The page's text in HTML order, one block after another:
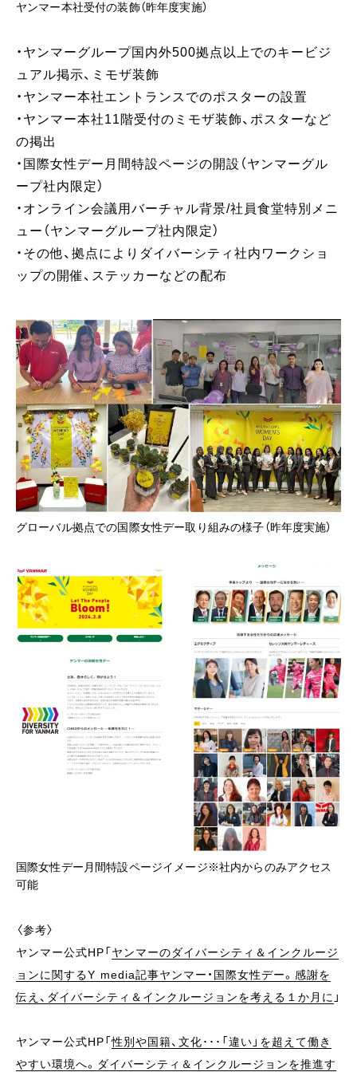
ヤンマー本社受付の装飾（昨年度実施）
・ヤンマーグループ国内外500拠点以上でのキービジ
ュアル掲示、ミモザ装飾
・ヤンマー本社エントランスでのポスターの設置
・ヤンマー本社11階受付のミモザ装飾、ポスターなど
の掲出
・国際女性デー月間特設ページの開設（ヤンマーグル
ープ社内限定）
・オンライン会議用バーチャル背景/社員食堂特別メニ
ュー（ヤンマーグループ社内限定）
・その他、拠点によりダイバーシティ社内ワークショ
ップの開催、ステッカーなどの配布
グローバル拠点での国際女性デー取り組みの様子（昨年度実施）
国際女性デー月間特設ページイメージ※社内からのみアクセス
可能
〈参考〉
ヤンマー公式HP「 ヤンマーのダイバーシティ＆インクルージ
ョンに関するY media記事ヤンマー・国際女性デー。感謝を
伝え、ダイバーシティ＆インクルージョンを考える１か月に 」
ヤンマー公式HP「性別や国籍、文化･･･「違い」を超えて働き
やすい環境へ。ダイバーシティ＆インクルージョンを推進す